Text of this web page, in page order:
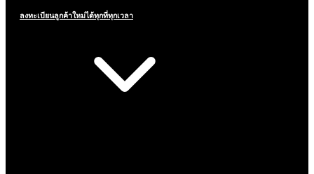
ลงทะเบียนลูกค้าใหม่ได้ทุกที่ทุกเวลา